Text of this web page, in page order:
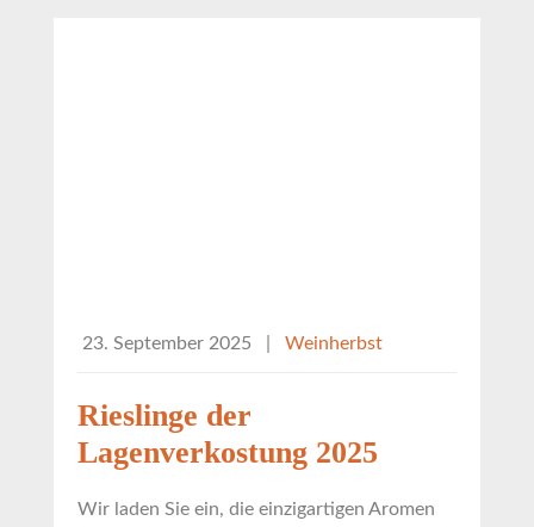
23. September 2025 Weinherbst
Rieslinge der
Lagenverkostung 2025
Wir laden Sie ein, die einzigartigen Aromen